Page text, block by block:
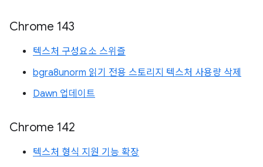
Chrome 143
텍스처 구성요소 스위즐
bgra8unorm 읽기 전용 스토리지 텍스처 사용량 삭제
Dawn 업데이트
Chrome 142
텍스처 형식 지원 기능 확장